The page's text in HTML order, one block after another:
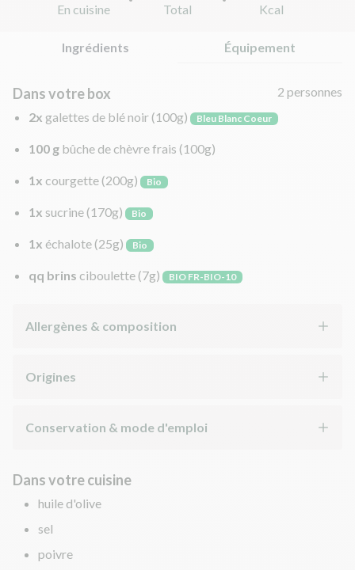
En cuisine
Total
Kcal
Ingrédients Équipement
Dans votre box
2 personnes
2x galettes de blé noir (100g) Bleu Blanc Coeur
100 g bûche de chèvre frais (100g)
1x courgette (200g) Bio
1x sucrine (170g) Bio
1x échalote (25g) Bio
qq brins ciboulette (7g) BIO FR-BIO-10
Allergènes & composition
Origines
Conservation & mode d'emploi
Dans votre cuisine
huile d'olive
sel
poivre